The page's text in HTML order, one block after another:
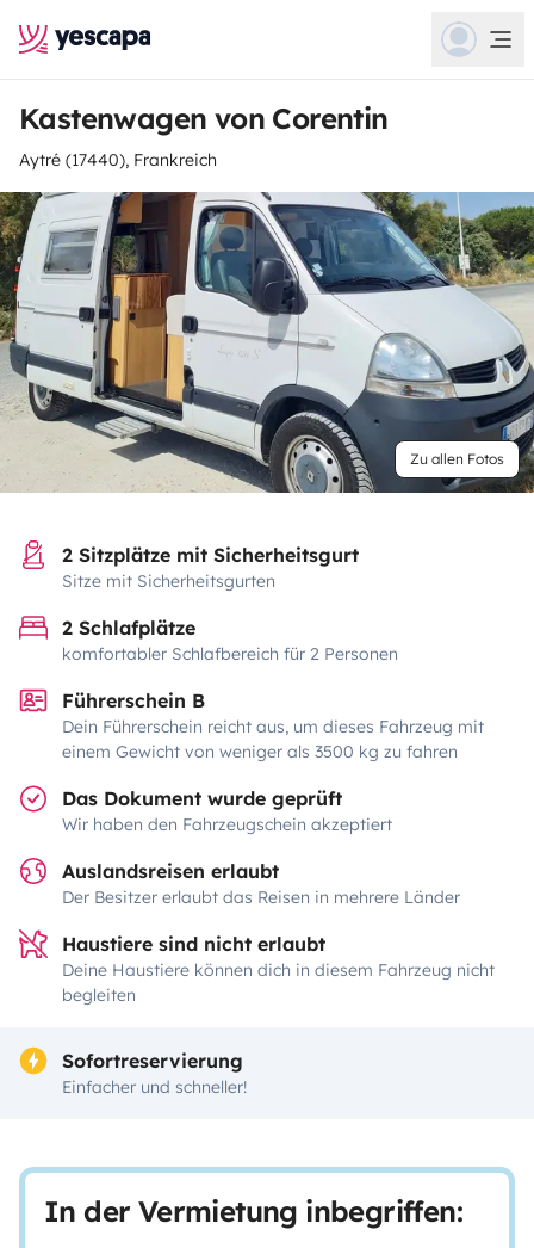
Kastenwagen von Corentin
Aytré (17440), Frankreich
Zu allen Fotos
2 Sitzplätze mit Sicherheitsgurt
Sitze mit Sicherheitsgurten
2 Schlafplätze
komfortabler Schlafbereich für 2 Personen
Führerschein B
Dein Führerschein reicht aus, um dieses Fahrzeug mit
einem Gewicht von weniger als 3500 kg zu fahren
Das Dokument wurde geprüft
Wir haben den Fahrzeugschein akzeptiert
Auslandsreisen erlaubt
Der Besitzer erlaubt das Reisen in mehrere Länder
Haustiere sind nicht erlaubt
Deine Haustiere können dich in diesem Fahrzeug nicht
begleiten
Sofortreservierung
Einfacher und schneller!
In der Vermietung inbegriffen: